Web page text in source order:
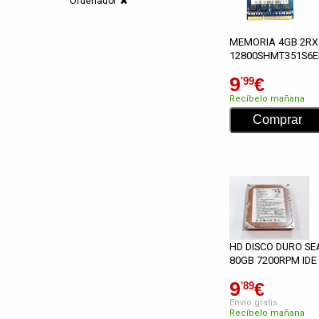
MEMORIA 4GB
9'99€
Recíbelo mañana
HD DISCO DURO
80GB 7200RPM IDE
9'89€
Envío gratis
Recíbelo mañana